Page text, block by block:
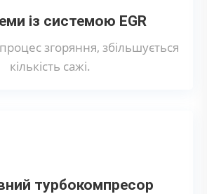
із системою EGR
згоряння, збільшується
кількість сажі.
турбокомпресор